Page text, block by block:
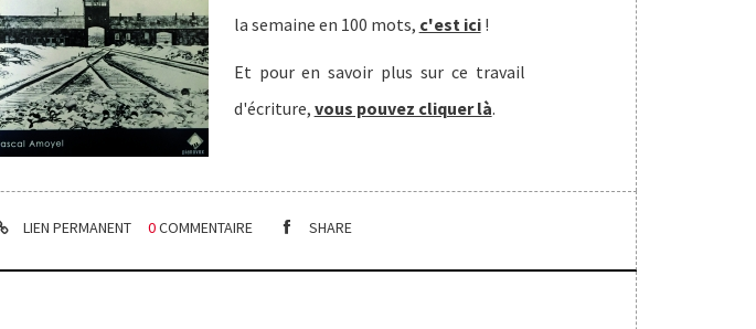
la semaine en 100 mots, c'est ici!
Et pour en savoir plus sur ce travail
d'écriture, vous pouvez cliquer là.
LIEN PERMANENT 0COMMENTAIRE SHARE